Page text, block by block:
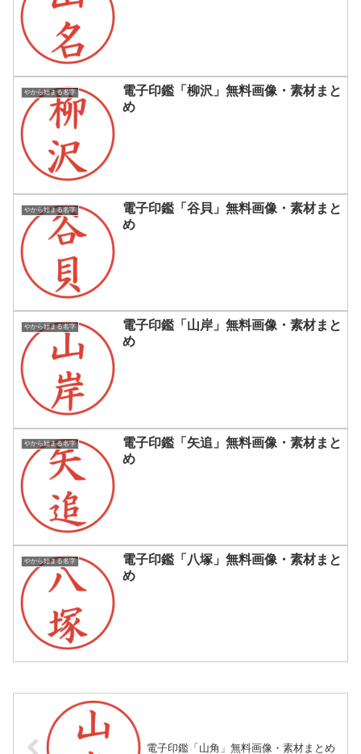
やから始まる名字
電子印鑑「柳沢」無料画像・素材まと
め
やから始まる名字
電子印鑑「谷貝」無料画像・素材まと
め
やから始まる名字
電子印鑑「山岸」無料画像・素材まと
め
やから始まる名字
電子印鑑「矢追」無料画像・素材まと
め
やから始まる名字
電子印鑑「八塚」無料画像・素材まと
め
電子印鑑「山角」無料画像・素材まとめ